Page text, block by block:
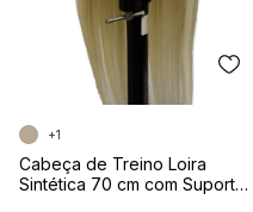
Cabeça de Treino Loira
Sintética 70 cm com Suporte
+1